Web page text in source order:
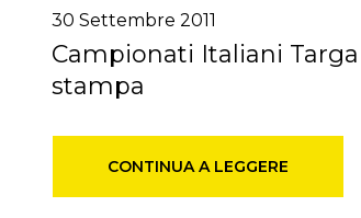
30 Settembre 2011
Campionati Italiani
stampa
CONTINUA A LEGGERE